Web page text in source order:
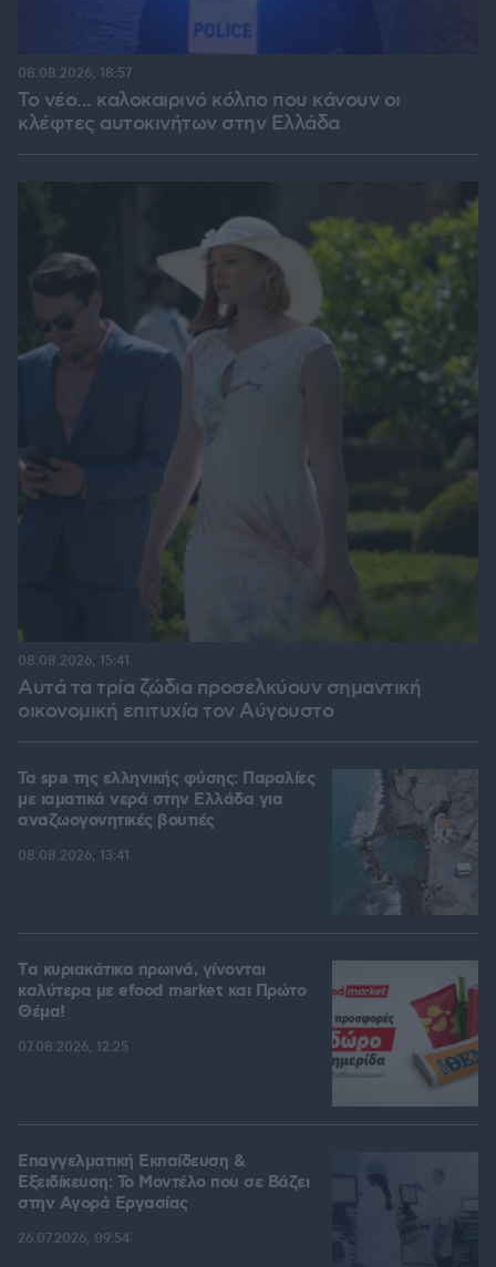
Το νέο... καλοκαιρινό κόλπο που κάνουν οι
κλέφτες αυτοκινήτων στην Ελλάδα
08.08.2026, 18:57
Αυτά τα τρία ζώδια προσελκύουν σημαντική
οικονομική επιτυχία τον Αύγουστο
08.08.2026, 15:41
Τα spa της ελληνικής φύσης: Παραλίες
με ιαματικά νερά στην Ελλάδα για
αναζωογονητικές βουτιές
08.08.2026, 13:41
Tα κυριακάτικα πρωινά, γίνονται
καλύτερα με efood market και Πρώτο
Θέμα!
07.08.2026, 12:25
Επαγγελματική Εκπαίδευση &
Εξειδίκευση: Το Mοντέλο που σε Bάζει
στην Aγορά Eργασίας
26.07.2026, 09:54